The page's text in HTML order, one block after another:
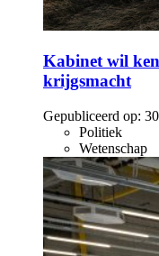
Kabinet wil
krijgsmacht
Gepubliceerd op:
Politiek
Wetenschap